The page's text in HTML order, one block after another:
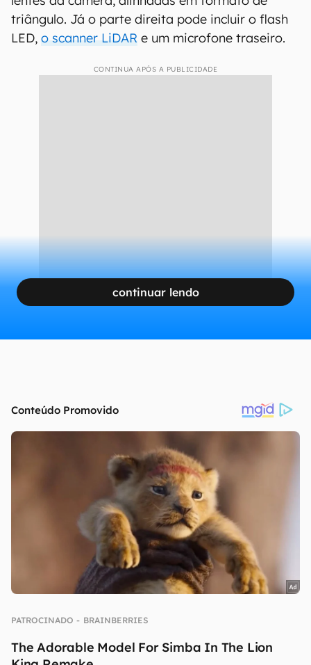
triângulo. Já o parte direita pode incluir o flash
LED, o scanner LiDAR e um microfone traseiro.
CONTINUA APÓS A PUBLICIDADE
continuar lendo